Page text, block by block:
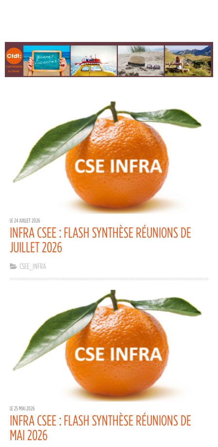
LE 24 JUILLET 2026
INFRA CSEE : FLASH SYNTHÈSE RÉUNIONS DE
JUILLET 2026
CSEE_INFRA
LE 25 MAI 2026
INFRA CSEE : FLASH SYNTHÈSE RÉUNIONS DE
MAI 2026